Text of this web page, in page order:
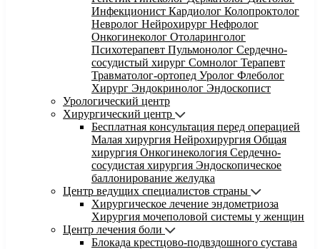
Инфекционист Кардиолог Колопроктолог
Невролог Нейрохирург Нефролог
Онкогинеколог Отоларинголог
Психотерапевт Пульмонолог Сердечно-
сосудистый хирург Сомнолог Терапевт
Травматолог-ортопед Уролог Флеболог
Хирург Эндокринолог Эндоскопист
Урологический центр
Хирургический центр
Бесплатная консультация перед операцией
Малая хирургия Нейрохирургия Общая
хирургия Онкогинекология Сердечно-
сосудистая хирургия Эндоскопическое
баллонирование желудка
Центр ведущих специалистов страны
Хирургическое лечение эндометриоза
Хирургия мочеполовой системы у женщин
Центр лечения боли
Блокада крестцово-подвздошного сустава